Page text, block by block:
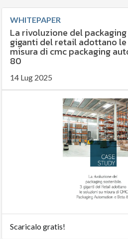
WHITEPAPER
La rivoluzione del
giganti del retail adottano
misura di cmc packaging
80
14 Lug 2025
Scaricalo gratis!